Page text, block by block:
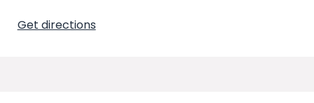
Get directions